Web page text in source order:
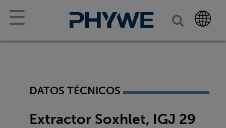
☰
DATOS TÉCNICOS
Extractor Soxhlet, IGJ 29